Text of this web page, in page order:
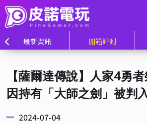
最新資訊 開箱評測
【薩爾達傳說】人家4勇
因持有「大師之劍」被判
2024-07-04